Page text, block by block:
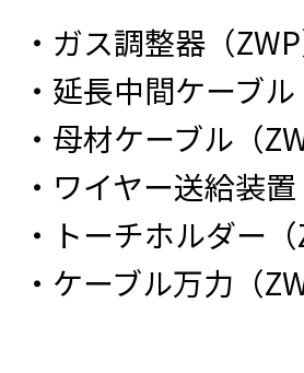
・ガス調整器（
・延長中間ケーブ
・母材ケーブル（
・ワイヤー送給装
・トーチホルダー
・ケーブル万力（